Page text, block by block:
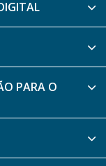
PARA O